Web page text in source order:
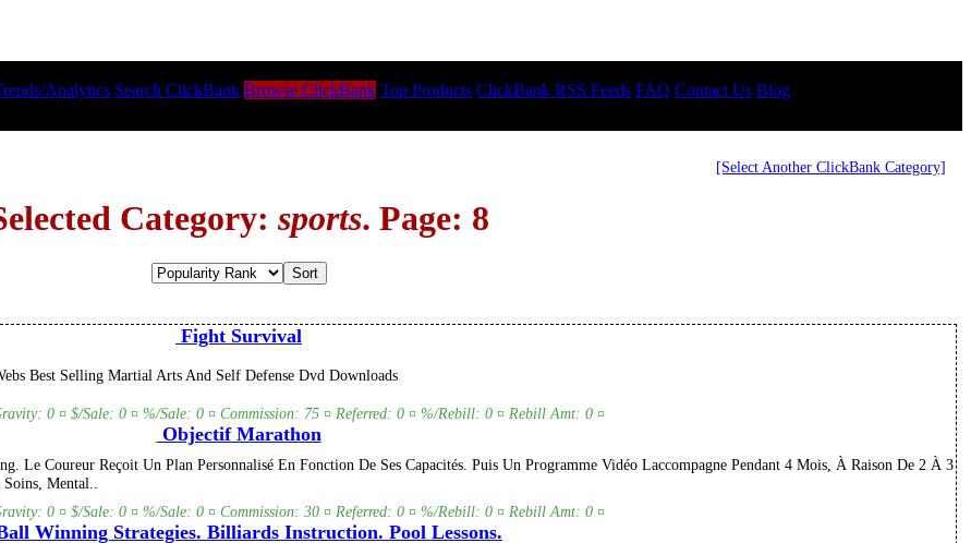
Analytics Search ClickBank Browse ClickBank Top Products ClickBank RSS Feeds FAQ Contact Us Blog
[Select Another ClickBank Category]
Category: sports. Page: 8
Fight Survival
Best Selling Martial Arts And Self Defense Dvd Downloads
0 ¤ $/Sale: 0 ¤ %/Sale: 0 ¤ Commission: 75 ¤ Referred: 0 ¤ %/Rebill: 0 ¤ Rebill Amt: 0 ¤
Objectif Marathon
Le Coureur Reçoit Un Plan Personnalisé En Fonction De Ses Capacités. Puis Un Programme Vidéo Laccompagne Pendant 4 Mois, À Raison De 2 À 3
Mental..
0 ¤ $/Sale: 0 ¤ %/Sale: 0 ¤ Commission: 30 ¤ Referred: 0 ¤ %/Rebill: 0 ¤ Rebill Amt: 0 ¤
Winning Strategies. Billiards Instruction. Pool Lessons.